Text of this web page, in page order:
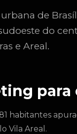
de
do
e Areal.
para
habitantes
Vila Areal.